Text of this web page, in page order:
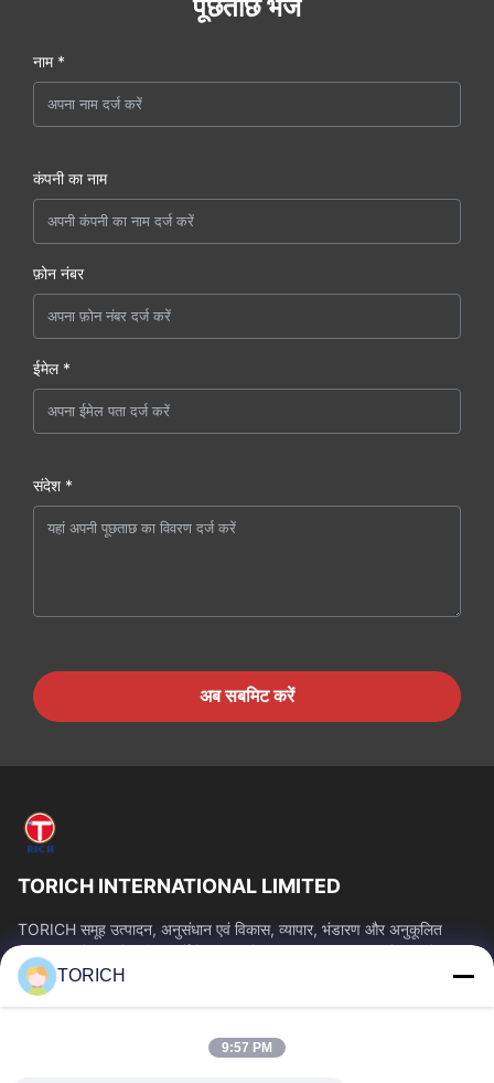
पूछताछ भेजें
नाम *
कंपनी का नाम
फ़ोन नंबर
ईमेल *
संदेश *
अब सबमिट करें
TORICH INTERNATIONAL LIMITED
TORICH समूह उत्पादन, अनुसंधान एवं विकास, व्यापार, भंडारण और अनुकूलित
प्रसंस्करण में 30 से अधिक वर्षों के अनुभव के साथ एक वन-स्टॉप कच्चे माल सेवा...
त्वरित लिंक
हमारे बारे में
TORICH
9:57 PM